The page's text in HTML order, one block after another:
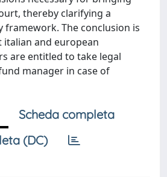
thereby clarifying a
framework. The conclusion is
and european
are entitled to take legal
manager in case of
Scheda completa
(DC)